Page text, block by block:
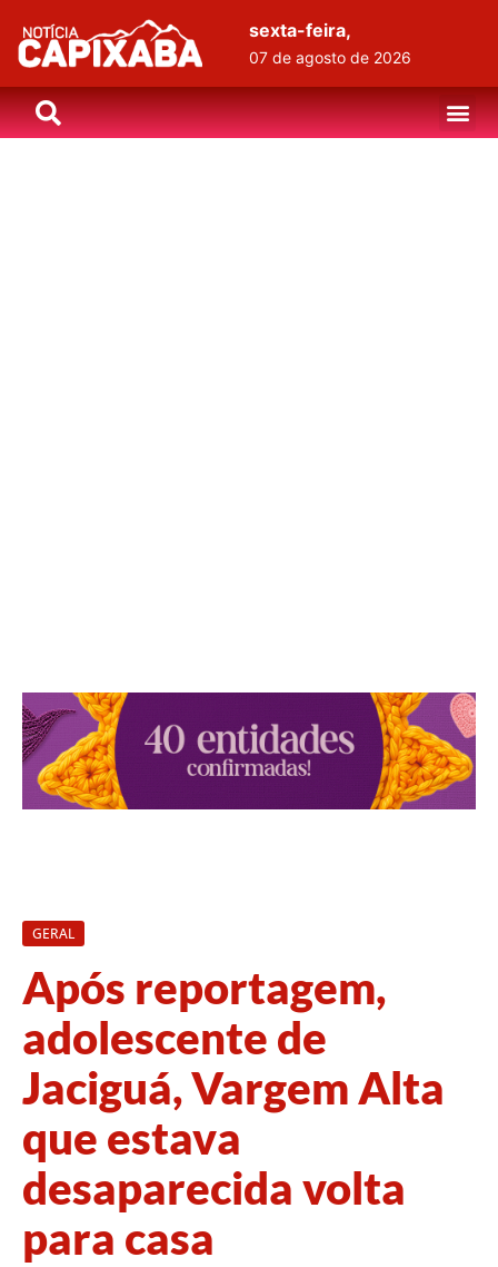
sexta-feira,
07 de agosto de 2026
GERAL
Após reportagem,
adolescente de
Jaciguá, Vargem Alta
que estava
desaparecida volta
para casa